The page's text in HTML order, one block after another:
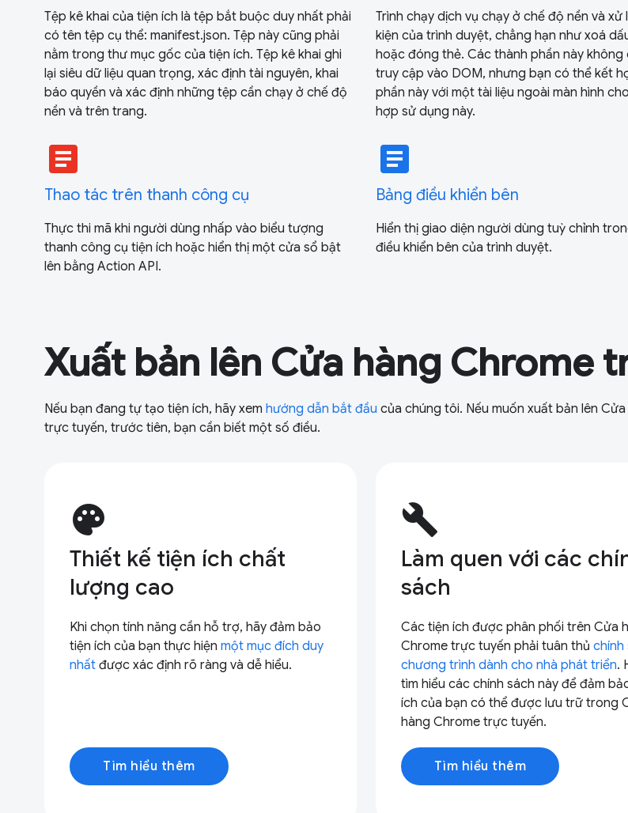
Tệp kê khai của tiện ích là tệp bắt buộc duy nhất phải
có tên tệp cụ thể: manifest.json. Tệp này cũng phải
nằm trong thư mục gốc của tiện ích. Tệp kê khai ghi
lại siêu dữ liệu quan trọng, xác định tài nguyên, khai
báo quyền và xác định những tệp cần chạy ở chế độ
nền và trên trang.
Trình chạy dịch vụ chạy ở chế độ nền và xử
kiện của trình duyệt, chẳng hạn như xoá
hoặc đóng thẻ. Các thành phần này không
truy cập vào DOM, nhưng bạn có thể kết
phần này với một tài liệu ngoài màn hình
hợp sử dụng này.
article
Thao tác trên thanh công cụ
Thực thi mã khi người dùng nhấp vào biểu tượng
thanh công cụ tiện ích hoặc hiển thị một cửa sổ bật
lên bằng Action API.
article
Bảng điều khiển bên
Hiển thị giao diện người dùng tuỳ chỉnh
điều khiển bên của trình duyệt.
Xuất bản lên Cửa hàng Chrome
Nếu bạn đang tự tạo tiện ích, hãy xem hướng dẫn bắt đầu của chúng tôi. Nếu muốn xuất bản lên
trực tuyến, trước tiên, bạn cần biết một số điều.
palette
Thiết kế tiện ích chất
lượng cao
Khi chọn tính năng cần hỗ trợ, hãy đảm bảo
tiện ích của bạn thực hiện một mục đích duy
nhất được xác định rõ ràng và dễ hiểu.
Tìm hiểu thêm
build
Làm quen với các
sách
Các tiện ích được phân phối trên Cửa
Chrome trực tuyến phải tuân thủ chính
chương trình dành cho nhà phát triển.
tìm hiểu các chính sách này để đảm
ích của bạn có thể được lưu trữ trong
hàng Chrome trực tuyến.
Tìm hiểu thêm